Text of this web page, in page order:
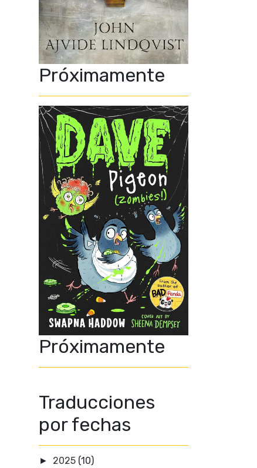
Próximamente
Próximamente
Traducciones
por fechas
► 2025 (10)